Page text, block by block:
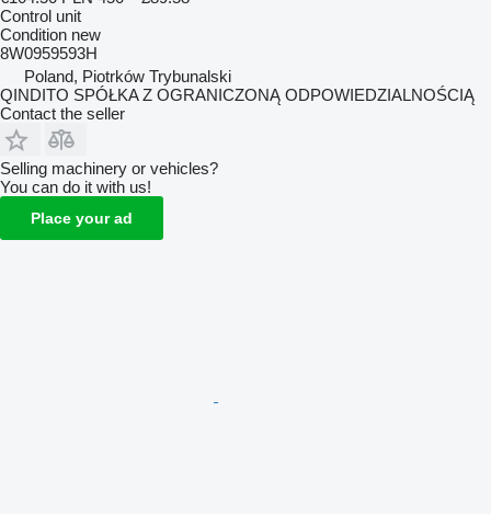
Control unit
Condition new
8W0959593H
Poland, Piotrków Trybunalski
QINDITO SPÓŁKA Z OGRANICZONĄ ODPOWIEDZIALNOŚCIĄ
Contact the seller
Selling machinery or vehicles?
You can do it with us!
Place your ad